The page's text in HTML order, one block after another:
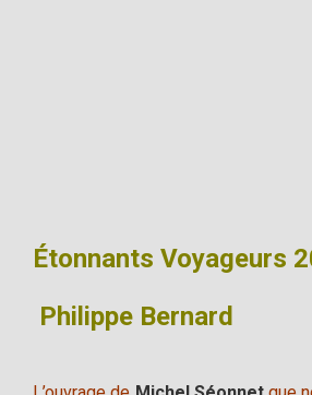
Étonnants Voyageurs
Philippe Bernard